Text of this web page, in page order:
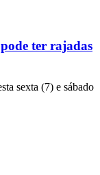
ter rajadas
sexta (7) e sábado